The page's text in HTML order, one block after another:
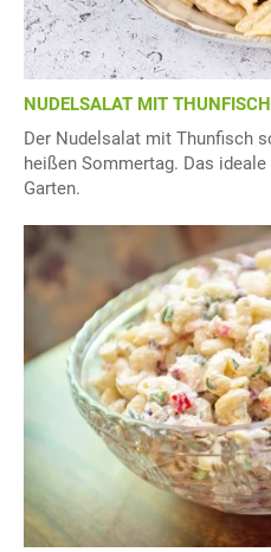
NUDELSALAT MIT THUNFISCH
Der Nudelsalat mit Thunfisch
heißen Sommertag. Das
Garten.